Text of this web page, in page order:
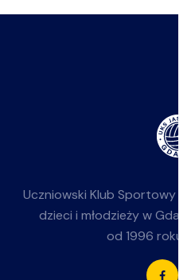
Uczniowski Klub Sportowy
dzieci i młodzieży w
od 1996 roku